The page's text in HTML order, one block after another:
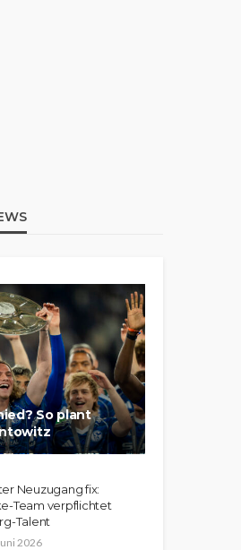
So plant
Neuzugang fix:
Team verpflichtet
Talent
2026